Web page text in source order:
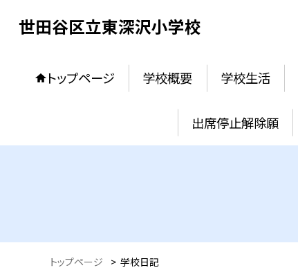
世田谷区立東深沢小学校
トップページ 学校概要 学校生活
出席停止解除願
トップページ > 学校日記